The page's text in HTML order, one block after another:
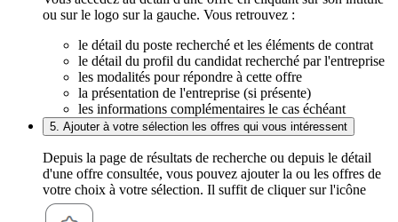
ou sur le logo sur la gauche. Vous retrouvez :
le détail du poste recherché et les éléments de contrat
le détail du profil du candidat recherché par l'entreprise
les modalités pour répondre à cette offre
la présentation de l'entreprise (si présente)
les informations complémentaires le cas échéant
5. Ajouter à votre sélection les offres qui vous intéressent
Depuis la page de résultats de recherche ou depuis le détail
d'une offre consultée, vous pouvez ajouter la ou les offres de
votre choix à votre sélection. Il suffit de cliquer sur l'icône